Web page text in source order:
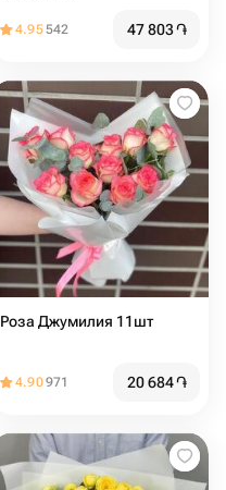
4.95542 47 803֏
Роза Джумилия 11шт
4.90971 20 684֏